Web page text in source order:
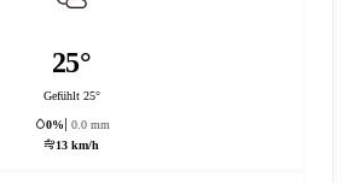
25°
Gefühlt 25°
0%
0.0 mm
13 km/h